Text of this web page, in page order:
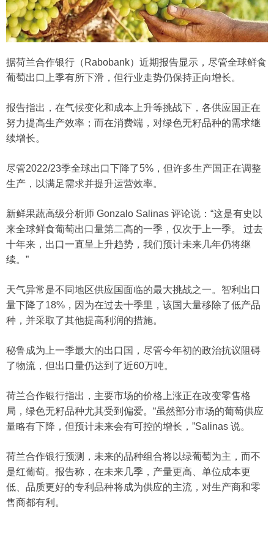
据荷兰合作银行（Rabobank）近期报告显示，尽管全球鲜食
葡萄出口上季有所下滑，但行业走势仍保持正向增长。
报告指出，在气候变化和成本上升等挑战下，各供应国正在
努力提高生产效率；而在消费端，对绿色无籽品种的需求继
续增长。
尽管2022/23季全球出口下降了5%，但许多生产国正在调整
生产，以满足需求并提升运营效率。
新鲜果蔬高级分析师 Gonzalo Salinas 评论说：“这是有史以
来全球鲜食葡萄出口量第二高的一季，仅次于上一季。 过去
十年来，出口一直呈上升趋势，我们预计未来几年仍将继
续。”
天气异常是不同地区供应国面临的最大挑战之一。智利出口
量下降了18%，因为在过去十季里，该国大量移除了低产品
种，并采取了其他提高利润的措施。
秘鲁成为上一季最大的出口国，尽管今年初的政治抗议阻碍
了物流，但出口量仍达到了近60万吨。
荷兰合作银行指出，主要市场的价格上涨正在改变零售格
局，绿色无籽品种尤其受到偏爱。“虽然部分市场的葡萄供应
量略有下降，但预计未来会有可控的增长，”Salinas 说。
荷兰合作银行预测，未来的品种组合将以绿葡萄为主，而不
是红葡萄。报告称，在未来几季，产量更高、单位成本更
低、品质更好的专利品种将成为供应的主流，对生产商和零
售商都有利。